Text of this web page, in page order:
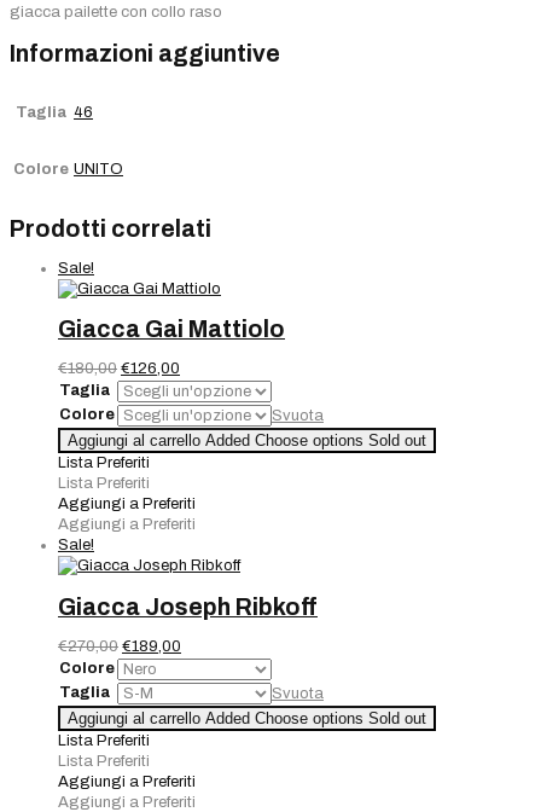
giacca pailette con collo raso
Informazioni aggiuntive
Taglia 46
Colore UNITO
Prodotti correlati
Sale!
Giacca Gai Mattiolo
€180,00 Il
prezzo
originale
era:
€180,00.
€126,00
prezzo
attuale
è:
€126,00.
Taglia
Colore
Svuota
Giacca
Gai
Mattiolo
quantità
Aggiungi al carrello Added Choose options Sold out
Lista Preferiti
Lista Preferiti
Aggiungi a Preferiti
Aggiungi a Preferiti
Sale!
Giacca Joseph Ribkoff
€270,00 Il
prezzo
originale
era:
€270,00.
€189,00
prezzo
attuale
è:
€189,00.
Colore
Taglia
Svuota
Giacca
Joseph
Ribkoff
quantità
Aggiungi al carrello Added Choose options Sold out
Lista Preferiti
Lista Preferiti
Aggiungi a Preferiti
Aggiungi a Preferiti